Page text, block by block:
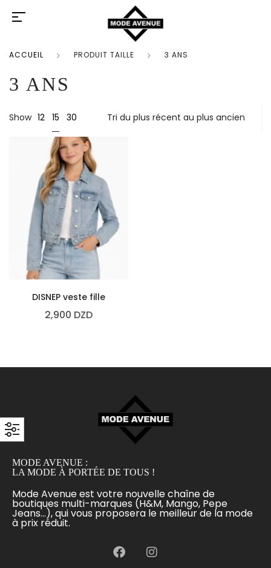
ACCUEIL PRODUIT TAILLE 3 ANS
3 ANS
Show 12 15 30
DISNEP veste fille
2,900 DZD
MODE AVENUE :
LA MODE À PORTÉE DE TOUS !
Mode Avenue est votre nouvelle chaîne de
boutiques multi-marques (H&M, Mango, Pepe
Jeans...), qui vous proposera le meilleur de la mode
à prix réduit.